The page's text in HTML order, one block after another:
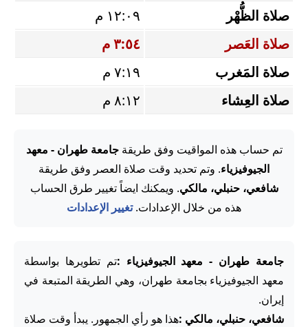
صلاة الظُّهْر
١٢:٠٩ م
صلاة العَصر
٣:٥٤ م
صلاة المَغرب
٧:١٩ م
صلاة العِشاء
٨:١٢ م
تم حساب هذه المواقيت وفق طريقةجامعة طهران - معهد
الجيوفيزياء. وتم تحديد وقت صلاة العصر وفق طريقة
شافعي، حنبلي، مالكي. ويمكنك ايضاً تغيير طرق الحساب
هذه من خلال الإعدادات.تغيير الإعدادات
جامعة طهران - معهد الجيوفيزياء :تم تطويرها بواسطة
معهد الجيوفيزياء بجامعة طهران، وهي الطريقة المتبعة في
إيران.
شافعي، حنبلي، مالكي :هذا هو رأي الجمهور. يبدأ وقت صلاة